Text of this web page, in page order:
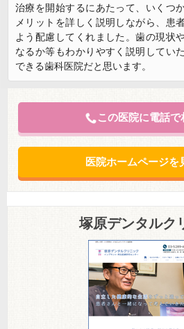
治療を開始するにあたって、いくつ
メリットを詳しく説明しながら、患
よう配慮してくれました。歯の現状
なるか等もわかりやすく説明してい
できる歯科医院だと思います。
この医院に電話で
医院ホームページを
塚原デンタルク